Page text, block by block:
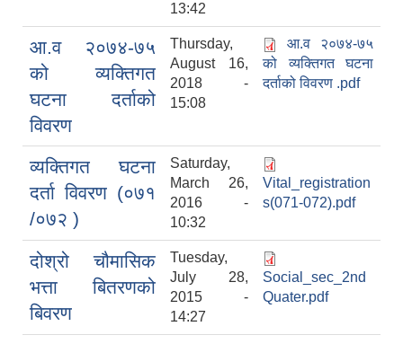
13:42
आ.व २०७४-७५
को व्यक्तिगत
घटना दर्ताको
विवरण
Thursday,
August 16,
2018 -
15:08
आ.व २०७४-७५
को व्यक्तिगत घटना
दर्ताको विवरण .pdf
व्यक्तिगत घटना
दर्ता विवरण (०७१
/०७२ )
Saturday,
March 26,
2016 -
10:32
Vital_registration
s(071-072).pdf
दोश्रो चौमासिक
भत्ता बितरणको
बिवरण
Tuesday,
July 28,
2015 -
14:27
Social_sec_2nd
Quater.pdf